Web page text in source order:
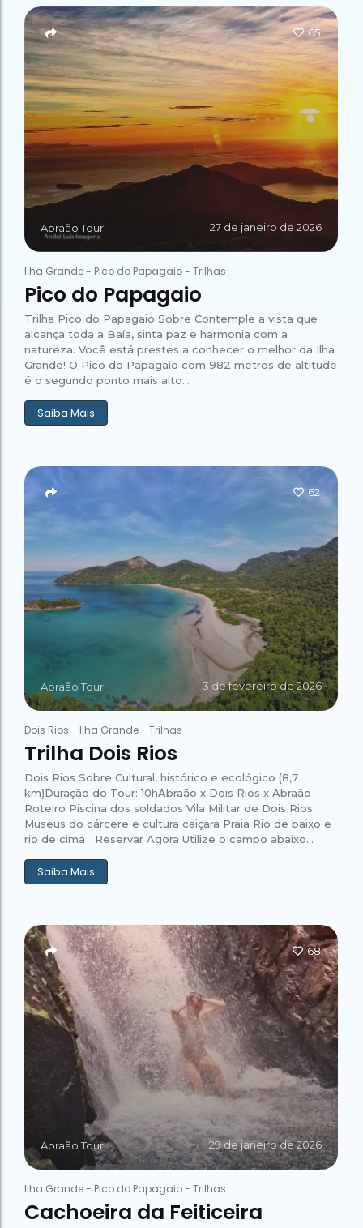
Paradisíacas
Gruta
do
Acaiá
Lagoa
Azul de
Escuna
Romântico
no Saco do
Céu
Despedida
de Solteira
Caipirinha
Tour na
Ilha
Volta
Rio x
Ilha
Gruta
do
Acaiá
Lagoa
Azul de
Escuna
no Saco do
Céu
Despedida
de Solteira
Caipirinha
Tour na
Ilha
Grande
Passeio
Bate e
Ilha
Grande
Abraão Tour 27 de janeiro de 2026
65
Ilha Grande- Pico do Papagaio- Trilhas
Pico do Papagaio
Trilha Pico do Papagaio Sobre Contemple a vista que
alcança toda a Baía, sinta paz e harmonia com a
natureza. Você está prestes a conhecer o melhor da Ilha
Grande! O Pico do Papagaio com 982 metros de altitude
é o segundo ponto mais alto...
Saiba Mais
Abraão Tour 3 de fevereiro de 2026
62
Dois Rios - Ilha Grande- Trilhas
Trilha Dois Rios
Dois Rios Sobre Cultural, histórico e ecológico (8,7
km)Duração do Tour: 10hAbraão x Dois Rios x Abraão
Roteiro Piscina dos soldados Vila Militar de Dois Rios
Museus do cárcere e cultura caiçara Praia Rio de baixo e
rio de cima Reservar Agora Utilize o campo abaixo...
Saiba Mais
Abraão Tour 29 de janeiro de 2026
68
Ilha Grande- Pico do Papagaio- Trilhas
Cachoeira da Feiticeira